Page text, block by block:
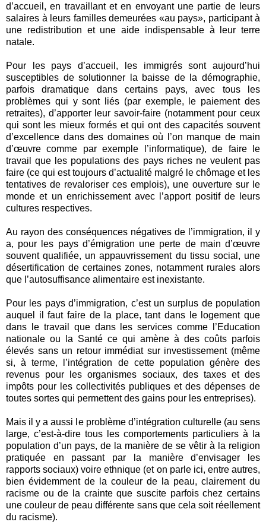
d’accueil, en travaillant et en envoyant une partie de leurs
salaires à leurs familles demeurées «au pays», participant à
une redistribution et une aide indispensable à leur terre
natale.
Pour les pays d’accueil, les immigrés sont aujourd’hui
susceptibles de solutionner la baisse de la démographie,
parfois dramatique dans certains pays, avec tous les
problèmes qui y sont liés (par exemple, le paiement des
retraites), d’apporter leur savoir-faire (notamment pour ceux
qui sont les mieux formés et qui ont des capacités souvent
d’excellence dans des domaines où l’on manque de main
d’œuvre comme par exemple l’informatique), de faire le
travail que les populations des pays riches ne veulent pas
faire (ce qui est toujours d’actualité malgré le chômage et les
tentatives de revaloriser ces emplois), une ouverture sur le
monde et un enrichissement avec l’apport positif de leurs
cultures respectives.
Au rayon des conséquences négatives de l’immigration, il y
a, pour les pays d’émigration une perte de main d’œuvre
souvent qualifiée, un appauvrissement du tissu social, une
désertification de certaines zones, notamment rurales alors
que l’autosuffisance alimentaire est inexistante.
Pour les pays d’immigration, c’est un surplus de population
auquel il faut faire de la place, tant dans le logement que
dans le travail que dans les services comme l’Education
nationale ou la Santé ce qui amène à des coûts parfois
élevés sans un retour immédiat sur investissement (même
si, à terme, l’intégration de cette population génère des
revenus pour les organismes sociaux, des taxes et des
impôts pour les collectivités publiques et des dépenses de
toutes sortes qui permettent des gains pour les entreprises).
Mais il y a aussi le problème d’intégration culturelle (au sens
large, c’est-à-dire tous les comportements particuliers à la
population d’un pays, de la manière de se vêtir à la religion
pratiquée en passant par la manière d’envisager les
rapports sociaux) voire ethnique (et on parle ici, entre autres,
bien évidemment de la couleur de la peau, clairement du
racisme ou de la crainte que suscite parfois chez certains
une couleur de peau différente sans que cela soit réellement
du racisme).